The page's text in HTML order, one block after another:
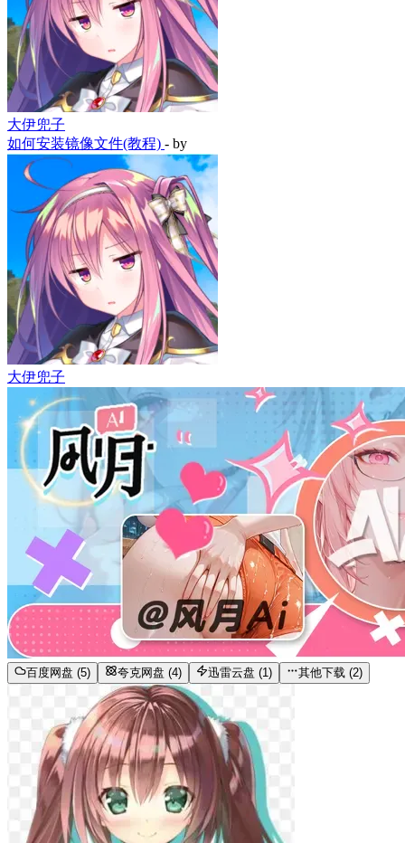
大伊兜子
如何安装镜像文件(教程) - by
大伊兜子
百度网盘 (5) 夸克网盘 (4) 迅雷云盘 (1) 其他下载 (2)